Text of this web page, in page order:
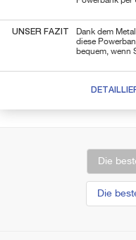
UNSER FAZIT
Dank dem
diese
bequem, wenn
Die
Die